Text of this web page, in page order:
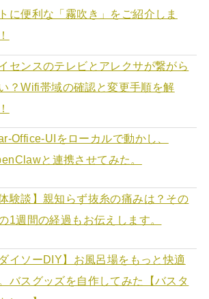
に便利な「霧吹き」をご紹介しま
センスのテレビとアレクサが繋がら
？Wifi帯域の確認と変更手順を解
Office-UIをローカルで動かし、
と連携させてみた。
体験談】親知らず抜糸の痛みは？その
1週間の経過もお伝えします。
ダイソーDIY】お風呂場をもっと快適
バスグッズを自作してみた【バスタ